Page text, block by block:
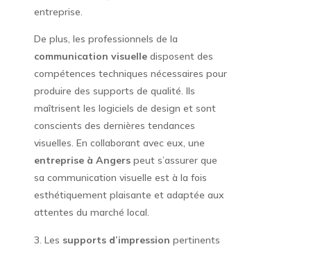
entreprise.
De plus, les professionnels de la
communication visuelledisposent des
compétences techniques nécessaires pour
produire des supports de qualité. Ils
maîtrisent les logiciels de design et sont
conscients des dernières tendances
visuelles. En collaborant avec eux, une
entreprise à Angerspeut s’assurer que
sa communication visuelle est à la fois
esthétiquement plaisante et adaptée aux
attentes du marché local.
Les supports d’impression pertinents